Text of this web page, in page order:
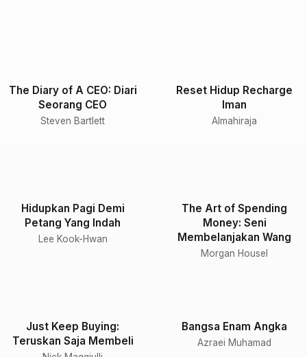
The Diary of A CEO: Diari
Seorang CEO
Steven Bartlett
Reset Hidup Recharge
Iman
Almahiraja
Hidupkan Pagi Demi
Petang Yang Indah
Lee Kook-Hwan
The Art of Spending
Money: Seni
Membelanjakan Wang
Morgan Housel
Just Keep Buying:
Teruskan Saja Membeli
Bangsa Enam Angka
Azraei Muhamad